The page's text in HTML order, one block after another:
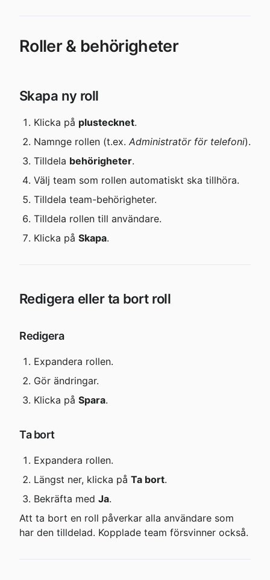
Roller & behörigheter
Skapa ny roll
Klicka på plustecknet.
Namnge rollen (t.ex. Administratör för telefoni).
Tilldela behörigheter.
Välj team som rollen automatiskt ska tillhöra.
Tilldela team-behörigheter.
Tilldela rollen till användare.
Klicka på Skapa.
Redigera eller ta bort roll
Redigera
Expandera rollen.
Gör ändringar.
Klicka på Spara.
Ta bort
Expandera rollen.
Längst ner, klicka på Ta bort.
Bekräfta med Ja.
Att ta bort en roll påverkar alla användare som
har den tilldelad. Kopplade team försvinner också.